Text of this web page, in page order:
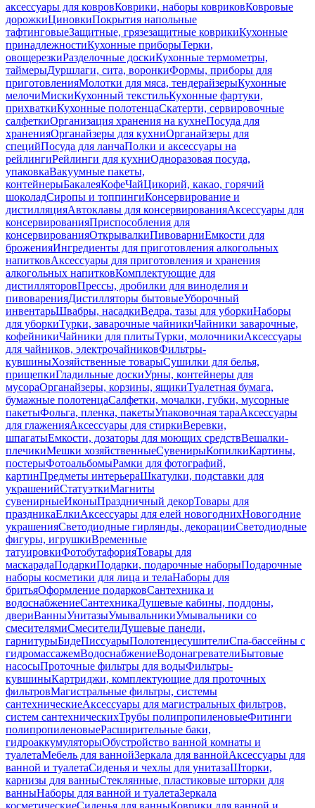
аксессуары для ковровКоврики, наборы ковриковКовровые
дорожкиЦиновкиПокрытия напольные
тафтинговыеЗащитные, грязезащитные коврикиКухонные
принадлежностиКухонные приборыТерки,
овощерезкиРазделочные доскиКухонные термометры,
таймерыДуршлаги, сита, воронкиФормы, приборы для
приготовленияМолотки для мяса, тендерайзерыКухонные
мелочиМискиКухонный текстильКухонные фартуки,
прихваткиКухонные полотенцаСкатерти, сервировочные
салфеткиОрганизация хранения на кухнеПосуда для
храненияОрганайзеры для кухниОрганайзеры для
специйПосуда для ланчаПолки и аксессуары на
рейлингиРейлинги для кухниОдноразовая посуда,
упаковкаВакуумные пакеты,
контейнерыБакалеяКофеЧайЦикорий, какао, горячий
шоколадСиропы и топпингиКонсервирование и
дистилляцияАвтоклавы для консервированияАксессуары для
консервированияПриспособления для
консервированияОткрывалкиПивоварниЕмкости для
броженияИнгредиенты для приготовления алкогольных
напитковАксессуары для приготовления и хранения
алкогольных напитковКомплектующие для
дистилляторовПрессы, дробилки для виноделия и
пивоваренияДистилляторы бытовыеУборочный
инвентарьШвабры, насадкиВедра, тазы для уборкиНаборы
для уборкиТурки, заварочные чайникиЧайники заварочные,
кофейникиЧайники для плитыТурки, молочникиАксессуары
для чайников, электрочайниковФильтры-
кувшиныХозяйственные товарыСушилки для белья,
прищепкиГладильные доскиУрны, контейнеры для
мусораОрганайзеры, корзины, ящикиТуалетная бумага,
бумажные полотенцаСалфетки, мочалки, губки, мусорные
пакетыФольга, пленка, пакетыУпаковочная тараАксессуары
для глаженияАксессуары для стиркиВеревки,
шпагатыЕмкости, дозаторы для моющих средствВешалки-
плечикиМешки хозяйственныеСувенирыКопилкиКартины,
постерыФотоальбомыРамки для фотографий,
картинПредметы интерьераШкатулки, подставки для
украшенийСтатуэткиМагниты
сувенирныеИконыПраздничный декорТовары для
праздникаЕлкиАксессуары для елей новогоднихНовогодние
украшенияСветодиодные гирлянды, декорацииСветодиодные
фигуры, игрушкиВременные
татуировкиФотобутафорияТовары для
маскарадаПодаркиПодарки, подарочные наборыПодарочные
наборы косметики для лица и телаНаборы для
бритьяОформление подарковСантехника и
водоснабжениеСантехникаДушевые кабины, поддоны,
двериВанныУнитазыУмывальникиУмывальники со
смесителямиСмесителиДушевые панели,
гарнитурыБидеПиссуарыПолотенцесушителиСпа-бассейны с
гидромассажемВодоснабжениеВодонагревателиБытовые
насосыПроточные фильтры для водыФильтры-
кувшиныКартриджи, комплектующие для проточных
фильтровМагистральные фильтры, системы
сантехническиеАксессуары для магистральных фильтров,
систем сантехническихТрубы полипропиленовыеФитинги
полипропиленовыеРасширительные баки,
гидроаккумуляторыОбустройство ванной комнаты и
туалетаМебель для ваннойЗеркала для ваннойАксессуары для
ванной и туалетаСиденья и чехлы для унитазаШторки,
карнизы для ванныСтеклянные, пластиковые шторки для
ванныНаборы для ванной и туалетаЗеркала
косметическиеСиденья для ванныКоврики для ванной и